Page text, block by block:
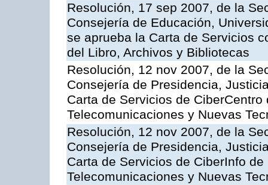
Resolución, 17 sep 2007, de la
Consejería de Educación,
se aprueba la Carta de Servicios
del Libro, Archivos y Bibliotecas
Resolución, 12 nov 2007, de la
Consejería de Presidencia,
Carta de Servicios de
Telecomunicaciones y Nuevas
Resolución, 12 nov 2007, de la
Consejería de Presidencia,
Carta de Servicios de CiberInfo
Telecomunicaciones y Nuevas